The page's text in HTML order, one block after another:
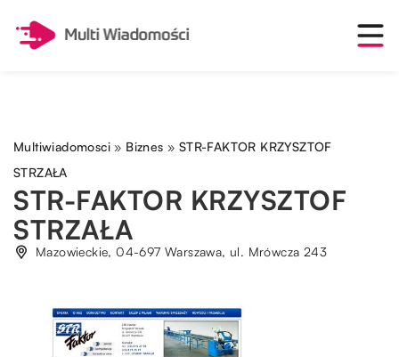
Multiwiadomosci » Biznes » STR-FAKTOR KRZYSZTOF
STRZAŁA
STR-FAKTOR KRZYSZTOF
STRZAŁA
Mazowieckie, 04-697 Warszawa, ul. Mrówcza 243